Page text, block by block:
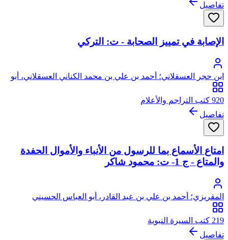
تفاصيل
الإصابة في تمييز الصحابة - ت: التركي
ابن حجر العسقلاني؛ أحمد بن علي بن محمد الكناني العسقلاني، أبو
الفضل، شهاب الدين، ابن حجر
920 كتب التراجم والأعلام
تفاصيل
امتاع الأسماع بما للرسول من الأنباء والأموال الحفدة
والمتاع - ج 1- ت: محمود شاكر
المقريزي؛ أحمد بن علي بن عبد القادر، أبو العباس الحسيني
العبيدي، تقي الدين المقريزي
219 كتب السيرة النبوية
تفاصيل